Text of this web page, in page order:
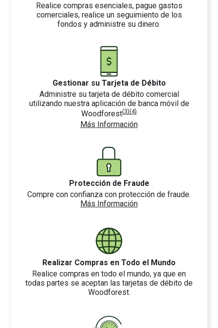
Realice compras esenciales, pague gastos
comerciales, realice un seguimiento de los
fondos y administre su dinero.
Gestionar su Tarjeta de Débito
Administre su tarjeta de débito comercial
utilizando nuestra aplicación de banca móvil de
Woodforest(3)(4)
Más Información
Protección de Fraude
Compre con confianza con protección de fraude.
Más Información
Realizar Compras en Todo el Mundo
Realice compras en todo el mundo, ya que en
todas partes se aceptan las tarjetas de débito de
Woodforest.